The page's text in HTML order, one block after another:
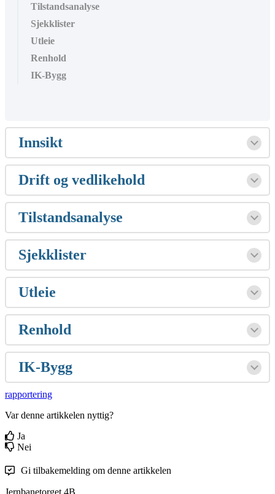
Tilstandsanalyse
Sjekklister
Utleie
Renhold
IK-Bygg
Innsikt
Drift og vedlikehold
Tilstandsanalyse
Sjekklister
Utleie
Renhold
IK-Bygg
rapportering
Var denne artikkelen nyttig?
Ja
Nei
Gi tilbakemelding om denne artikkelen
Jernbanetorget 4B,